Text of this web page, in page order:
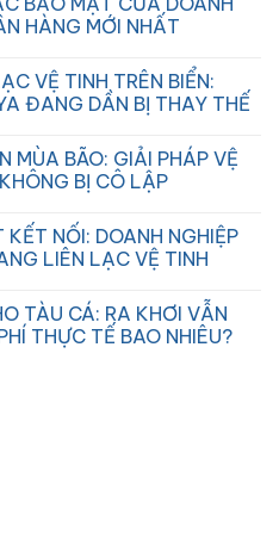
HÀNG MỚI NHẤT
VỆ TINH TRÊN BIỂN:
ĐANG DẦN BỊ THAY THẾ
MÙA BÃO: GIẢI PHÁP VỆ
BỊ CÔ LẬP
NỐI: DOANH NGHIỆP
LIÊN LẠC VỆ TINH
TÀU CÁ: RA KHƠI VẪN
THỰC TẾ BAO NHIÊU?